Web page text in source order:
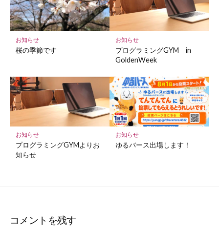
お知らせ
桜の季節です
お知らせ
プログラミングGYM in
GoldenWeek
お知らせ
プログラミングGYMよりお
知らせ
お知らせ
ゆるバース出場します！
コメントを残す